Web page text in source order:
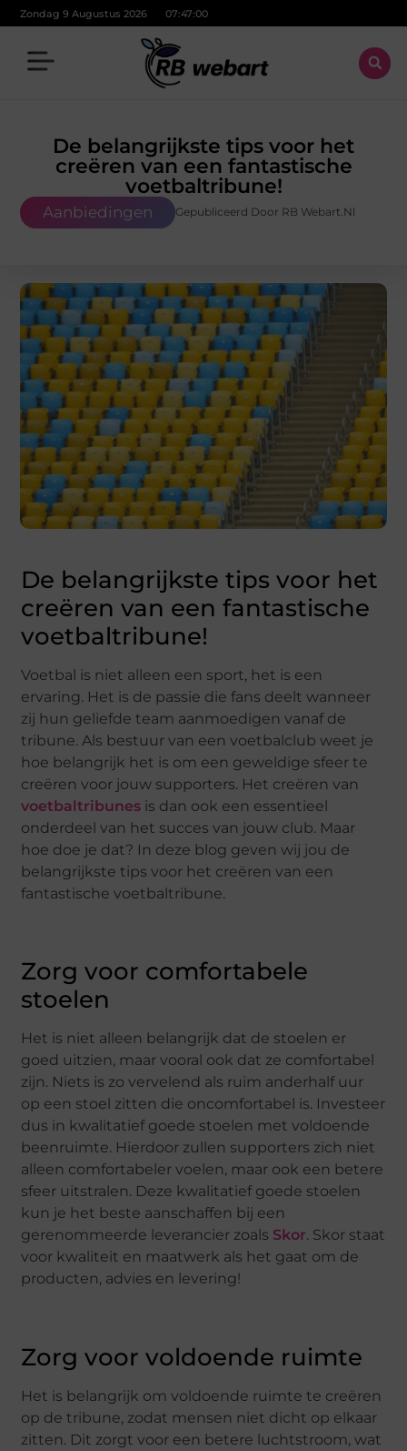
Zondag 9 Augustus 2026 07:47:01
De belangrijkste tips voor het
creëren van een fantastische
voetbaltribune!
Aanbiedingen Gepubliceerd Door RB Webart.nl
De belangrijkste tips voor het
creëren van een fantastische
voetbaltribune!
Voetbal is niet alleen een sport, het is een
ervaring. Het is de passie die fans deelt wanneer
zij hun geliefde team aanmoedigen vanaf de
tribune. Als bestuur van een voetbalclub weet je
hoe belangrijk het is om een geweldige sfeer te
creëren voor jouw supporters. Het creëren van
voetbaltribunes is dan ook een essentieel
onderdeel van het succes van jouw club. Maar
hoe doe je dat? In deze blog geven wij jou de
belangrijkste tips voor het creëren van een
fantastische voetbaltribune.
Zorg voor comfortabele
stoelen
Het is niet alleen belangrijk dat de stoelen er
goed uitzien, maar vooral ook dat ze comfortabel
zijn. Niets is zo vervelend als ruim anderhalf uur
op een stoel zitten die oncomfortabel is. Investeer
dus in kwalitatief goede stoelen met voldoende
beenruimte. Hierdoor zullen supporters zich niet
alleen comfortabeler voelen, maar ook een betere
sfeer uitstralen. Deze kwalitatief goede stoelen
kun je het beste aanschaffen bij een
gerenommeerde leverancier zoals Skor. Skor staat
voor kwaliteit en maatwerk als het gaat om de
producten, advies en levering!
Zorg voor voldoende ruimte
Het is belangrijk om voldoende ruimte te creëren
op de tribune, zodat mensen niet dicht op elkaar
zitten. Dit zorgt voor een betere luchtstroom, wat